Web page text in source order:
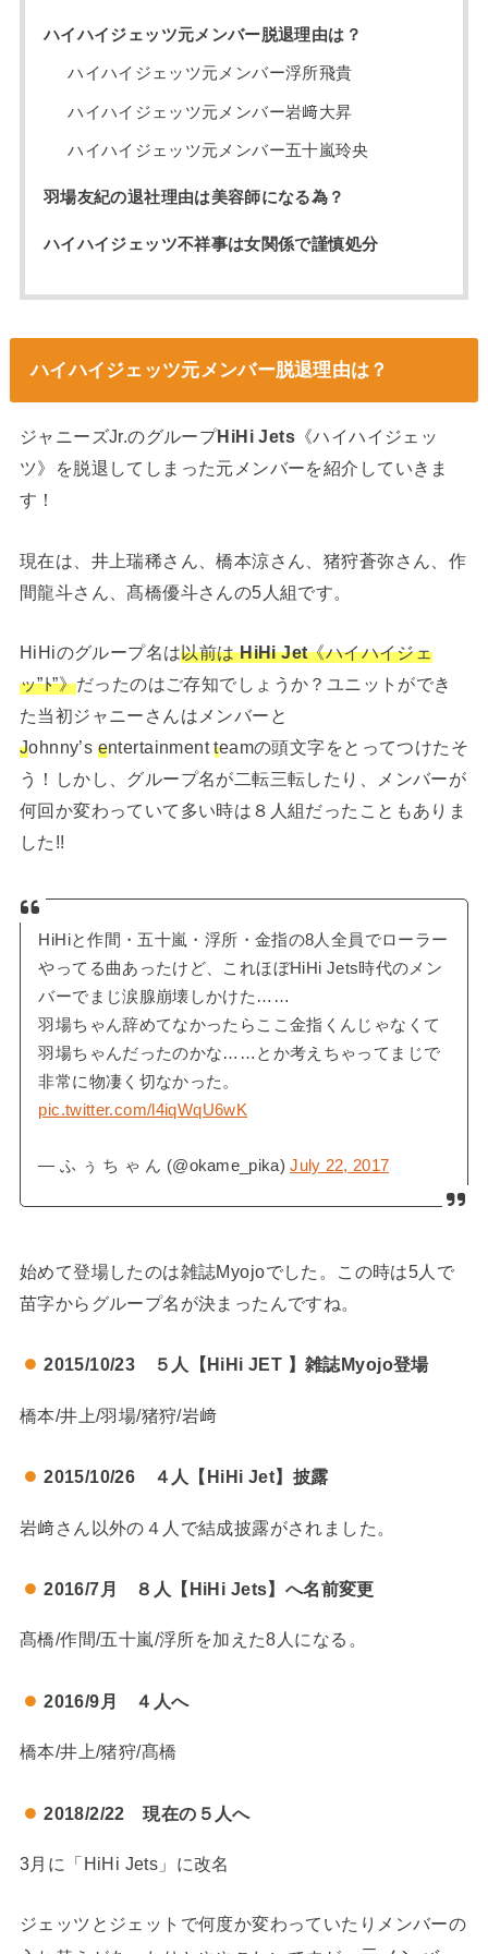
ハイハイジェッツ元メンバー脱退理由は？
ハイハイジェッツ元メンバー浮所飛貴
ハイハイジェッツ元メンバー岩﨑大昇
ハイハイジェッツ元メンバー五十嵐玲央
羽場友紀の退社理由は美容師になる為？
ハイハイジェッツ不祥事は女関係で謹慎処分
ハイハイジェッツ元メンバー脱退理由は？
ジャニーズJr.のグループHiHi Jets《ハイハイジェッ
ツ》を脱退してしまった元メンバーを紹介していきま
す！
現在は、井上瑞稀さん、橋本涼さん、猪狩蒼弥さん、作
間龍斗さん、髙橋優斗さんの5人組です。
HiHiのグループ名は以前はHiHi Jet《ハイハイジェ
ッ”ﾄ”》だったのはご存知でしょうか？ユニットができ
た当初ジャニーさんはメンバーと
Johnny’s entertainmentteamの頭文字をとってつけたそ
う！しかし、グループ名が二転三転したり、メンバーが
何回か変わっていて多い時は８人組だったこともありま
した!!
HiHiと作間・五十嵐・浮所・金指の8人全員でローラー
やってる曲あったけど、これほぼHiHi Jets時代のメン
バーでまじ涙腺崩壊しかけた……
羽場ちゃん辞めてなかったらここ金指くんじゃなくて
羽場ちゃんだったのかな……とか考えちゃってまじで
非常に物凄く切なかった。
pic.twitter.com/l4iqWqU6wK
— ふ ぅ ち ゃ ん (@okame_pika)July 22, 2017
始めて登場したのは雑誌Myojoでした。この時は5人で
苗字からグループ名が決まったんですね。
2015/10/23 ５人【HiHi JET 】雑誌Myojo登場
橋本/井上/羽場/猪狩/岩﨑
2015/10/26 ４人【HiHi Jet】披露
岩﨑さん以外の４人で結成披露がされました。
2016/7月 ８人【HiHi Jets】へ名前変更
髙橋/作間/五十嵐/浮所を加えた8人になる。
2016/9月 ４人へ
橋本/井上/猪狩/髙橋
2018/2/22 現在の５人へ
3月に「HiHi Jets」に改名
ジェッツとジェットで何度か変わっていたりメンバーの